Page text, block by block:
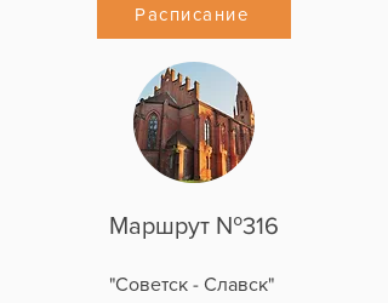
Расписание
Маршрут №316
"Советск - Славск"